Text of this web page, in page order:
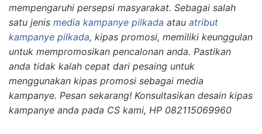
mempengaruhi persepsi masyarakat. Sebagai salah
satu jenis media kampanye pilkada atau atribut
kampanye pilkada, kipas promosi, memiliki keunggulan
untuk mempromosikan pencalonan anda. Pastikan
anda tidak kalah cepat dari pesaing untuk
menggunakan kipas promosi sebagai media
kampanye. Pesan sekarang! Konsultasikan desain kipas
kampanye anda pada CS kami, HP 082115069960